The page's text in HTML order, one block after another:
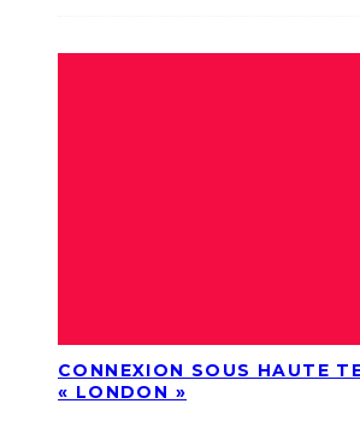
CONNEXION SOUS HAUTE
« LONDON »